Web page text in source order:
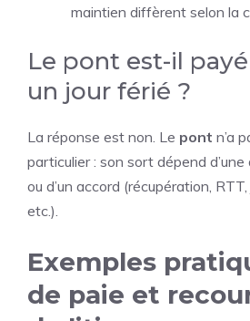
maintien diffèrent selon la
Le pont est-il
un jour férié ?
La réponse est non. Le pont n’a
particulier : son sort dépend d’une
ou d’un accord (récupération,
etc.).
Exemples
de paie et